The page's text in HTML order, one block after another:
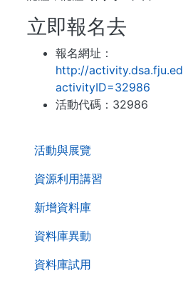
活動與展覽
資源利用講習
新增資料庫
資料庫異動
資料庫試用
立即報名去
報名網址：
http://
activityID=32986
活動代碼：32986